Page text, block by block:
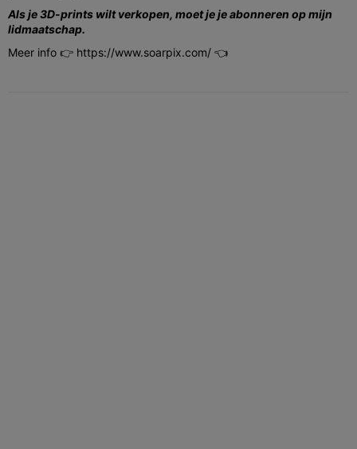
Als je 3D-prints wilt verkopen, moet je je abonneren op mijn
lidmaatschap.
Meer info 👉 https://www.soarpix.com/ 👈